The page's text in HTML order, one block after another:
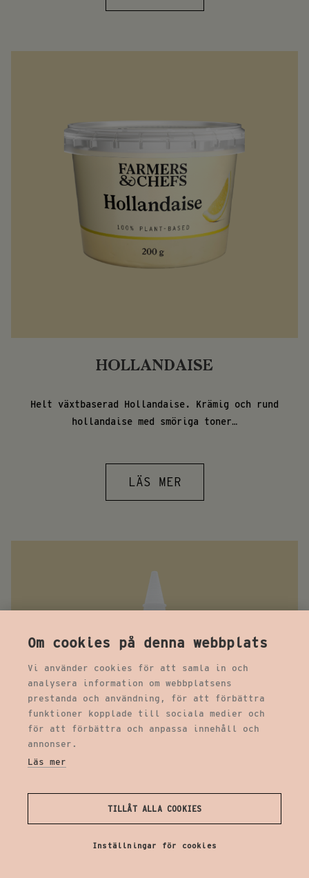
HOLLANDAISE
Helt växtbaserad Hollandaise. Krämig och rund
hollandaise med smöriga toner…
LÄS MER
HOT APPLE CHUTNEY – DRIZZLE
Om cookies på denna webbplats
Vi använder cookies för att samla in och
analysera information om webbplatsens
prestanda och användning, för att förbättra
funktioner kopplade till sociala medier och
för att förbättra och anpassa innehåll och
annonser.
Läs mer
TILLÅT ALLA COOKIES
Inställningar för cookies